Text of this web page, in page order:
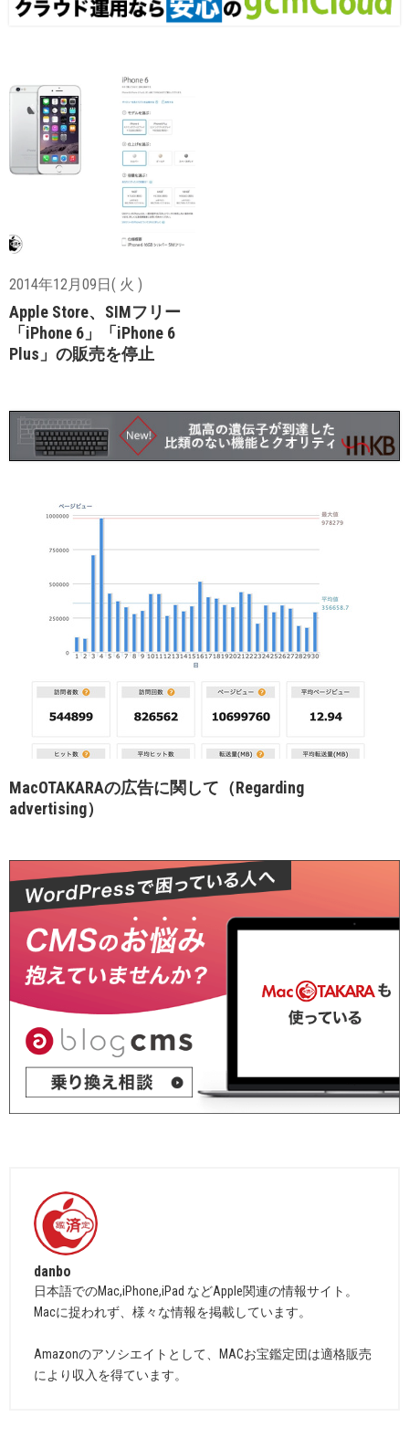
2014年12月09日( 火 )
Apple Store、SIMフリー
「iPhone 6」「iPhone 6
Plus」の販売を停止
MacOTAKARAの広告に関して（Regarding
advertising）
danbo
日本語でのMac,iPhone,iPad などApple関連の情報サイト。
Macに捉われず、様々な情報を掲載しています。
Amazonのアソシエイトとして、MACお宝鑑定団は適格販売
により収入を得ています。